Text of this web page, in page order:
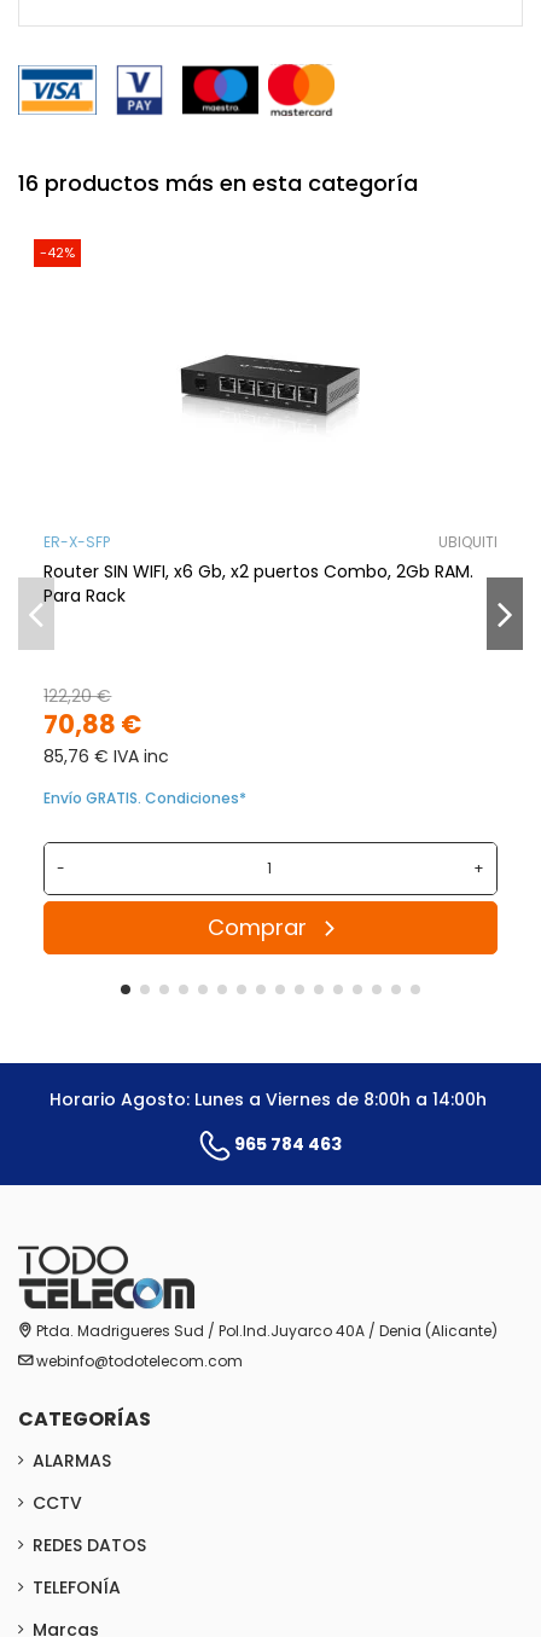
16 productos más en esta categoría
-42%
ER-X-SFP UBIQUITI
Router SIN WIFI, x6 Gb, x2 puertos Combo, 2Gb RAM.
Para Rack
70,88 €
122,20 €
85,76 € IVA inc
Envío GRATIS. Condiciones*
- +
Comprar
Horario Agosto: Lunes a Viernes de 8:00h a 14:00h
965 784 463
Ptda. Madrigueres Sud / Pol.Ind.Juyarco 40A / Denia (Alicante)
webinfo@todotelecom.com
CATEGORÍAS
ALARMAS
CCTV
REDES DATOS
TELEFONÍA
Marcas